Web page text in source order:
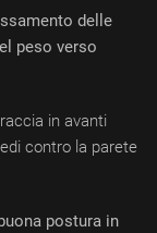
delle
peso verso
in avanti
contro la parete
postura in